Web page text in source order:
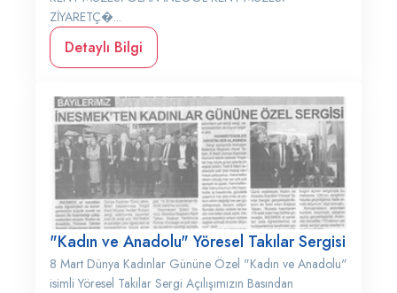
ZİYARETÇ�...
Detaylı Bilgi
"Kadın ve Anadolu" Yöresel Takılar Sergisi
8 Mart Dünya Kadınlar Gününe Özel "Kadın ve Anadolu"
isimli Yöresel Takılar Sergi Açılışımızın Basından